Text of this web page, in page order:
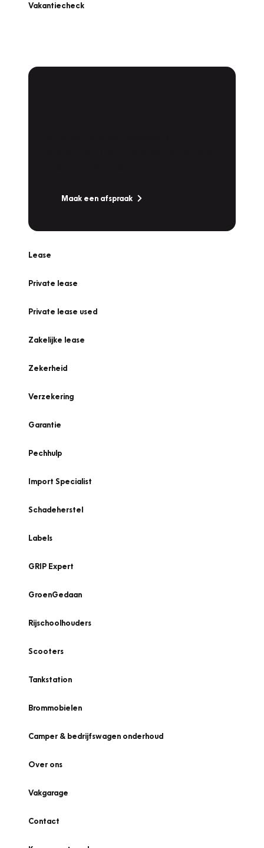
Vakantiecheck
Maak een afspraak
Lease
Private lease
Private lease used
Zakelijke lease
Zekerheid
Verzekering
Garantie
Pechhulp
Import Specialist
Schadeherstel
Labels
GRIP Expert
GroenGedaan
Rijschoolhouders
Scooters
Tankstation
Brommobielen
Camper & bedrijfswagen onderhoud
Over ons
Vakgarage
Contact